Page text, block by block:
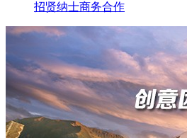
招贤纳士商务合作